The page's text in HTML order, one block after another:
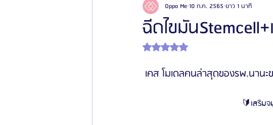
รีวิวศัลยกรรมฉีดไขมัน รีวิวศัลยกรรมดูดไขมัน
โรงพยาบาลศัลยกรรมเฟรช
ฉีดไขมัน
Oppa Me 10 ก.ค. 2565 ยาว 1 นาที
ได้รับ NaN เต็ม 5 ดาว
เคส โมเดลคนล่าสุดของรพ.นาน
🔰เสริม